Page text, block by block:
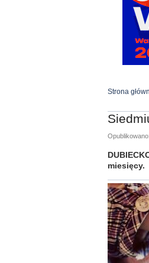
Strona
miesięcy.